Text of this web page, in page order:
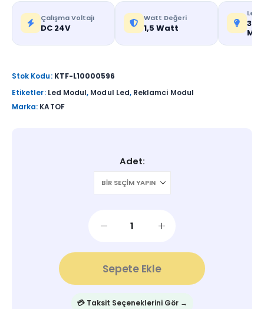
Çalışma Voltajı
DC 24V
Watt Değeri
1,5 Watt
Led
Stok Kodu: KTF-L10000596
Etiketler: Led Modul, Modul Led, Reklamci Modul
Marka: KATOF
Adet
Sepete Ekle
💳 Taksit Seçeneklerini Gör →